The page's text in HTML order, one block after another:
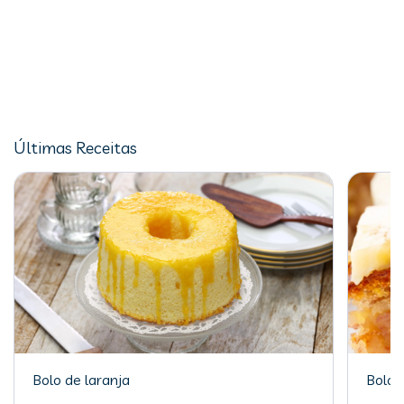
Últimas Receitas
Bolo de laranja Bolo